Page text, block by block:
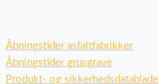
Åbningstider asfaltfabrikker
Åbningstider grusgrave
Produkt- og sikkerhedsdatablade